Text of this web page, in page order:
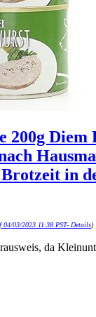
200g Diem
in
03/2023 11:38 PST- Details)
da